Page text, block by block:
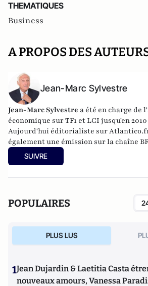
THEMATIQUES
Business
A PROPOS DES
Jean-Marc Sylvestre
Jean-Marc Sylvestre a été en charge
économique sur TF1 et LCI jusqu'en
Aujourd'hui éditorialiste sur
également une émission sur la chaîne
SUIVRE
POPULAIRES
PLUS LUS
1Jean Dujardin & Laetitia Casta
nouveaux amours, Vanessa